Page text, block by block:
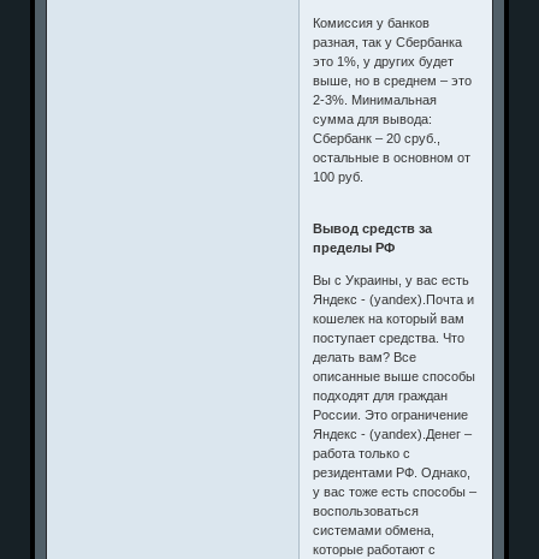
Комиссия у банков
разная, так у Сбербанка
это 1%, у других будет
выше, но в среднем – это
2-3%. Минимальная
сумма для вывода:
Сбербанк – 20 сруб.,
остальные в основном от
100 руб.
Вывод средств за
пределы РФ
Вы с Украины, у вас есть
Яндекс - (yandex).Почта и
кошелек на который вам
поступает средства. Что
делать вам? Все
описанные выше способы
подходят для граждан
России. Это ограничение
Яндекс - (yandex).Денег –
работа только с
резидентами РФ. Однако,
у вас тоже есть способы –
воспользоваться
системами обмена,
которые работают с